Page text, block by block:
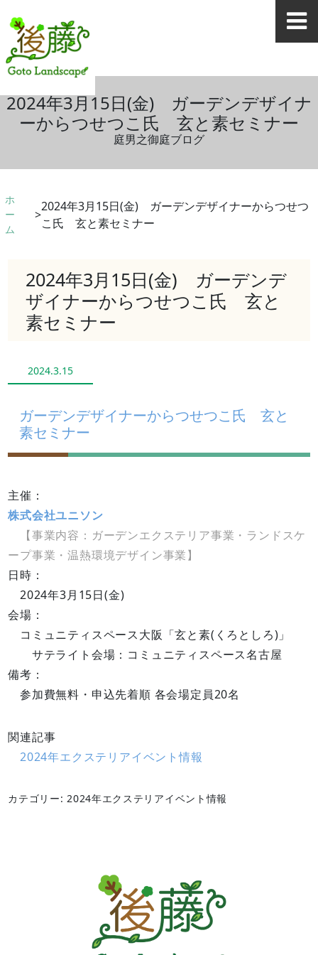
2024年3月15日(金) ガーデンデザイナ
ーからつせつこ氏 玄と素セミナー
庭男之御庭ブログ
ホ
ー
ム
2024年3月15日(金) ガーデンデザイナーからつせつ
こ氏 玄と素セミナー
2024年3月15日(金) ガーデンデ
ザイナーからつせつこ氏 玄と
素セミナー
2024.3.15
ガーデンデザイナーからつせつこ氏 玄と
素セミナー
主催：
株式会社ユニソン
【事業内容：ガーデンエクステリア事業・ランドスケ
ープ事業・温熱環境デザイン事業】
日時：
2024年3月15日(金)
会場：
コミュニティスペース大阪「玄と素(くろとしろ)」
サテライト会場：コミュニティスペース名古屋
備考：
参加費無料・申込先着順 各会場定員20名
関連記事
2024年エクステリアイベント情報
カテゴリー: 2024年エクステリアイベント情報